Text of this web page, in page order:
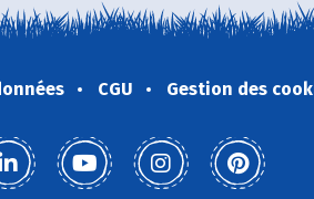
CGU Gestion des